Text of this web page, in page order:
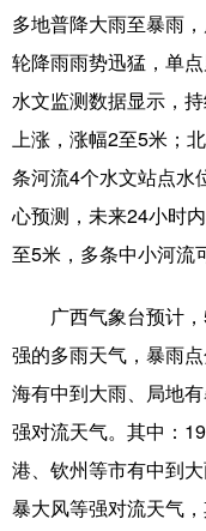
台湾 思
科技
健康
图片 中
食品
溯源中国
会展
悦读
亚太网
地方频道
多地普降大雨至暴雨
轮降雨雨势迅猛，单
水文监测数据显示，
上涨，涨幅2至5米；
条河流4个水文站点水
心预测，未来24小时
至5米，多条中小河流
广西气象台预计，
强的多雨天气，暴雨
海有中到大雨、局地
强对流天气。其中：
港、钦州等市有中到
暴大风等强对流天气